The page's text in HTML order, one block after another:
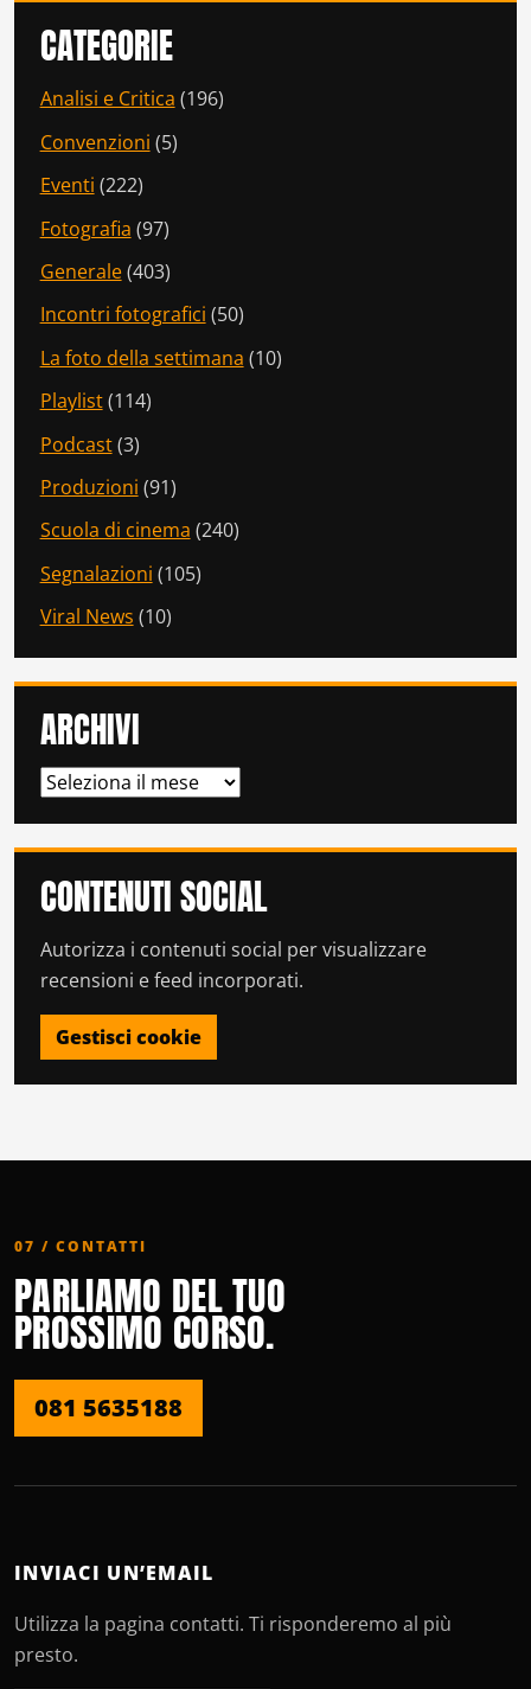
CATEGORIE
Analisi e Critica (196)
Convenzioni (5)
Eventi (222)
Fotografia (97)
Generale(403)
Incontri fotografici (50)
La foto della settimana (10)
Playlist(114)
Podcast(3)
Produzioni (91)
Scuola di cinema (240)
Segnalazioni (105)
Viral News (10)
ARCHIVI
ARCHIVI
CONTENUTI SOCIAL
Autorizza i contenuti social per visualizzare
recensioni e feed incorporati.
Gestisci cookie
07 / CONTATTI
PARLIAMO DEL TUO
PROSSIMO CORSO.
081 5635188
INVIACI UN’EMAIL
Utilizza la pagina contatti. Ti risponderemo al più
presto.